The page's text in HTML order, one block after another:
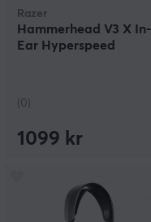
Razer
Hammerhead V3 X In-
Ear Hyperspeed
(0)
1099 kr